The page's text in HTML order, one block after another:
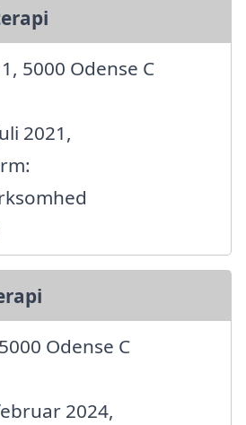
5000 Odense C
2021,
Odense C
2024,